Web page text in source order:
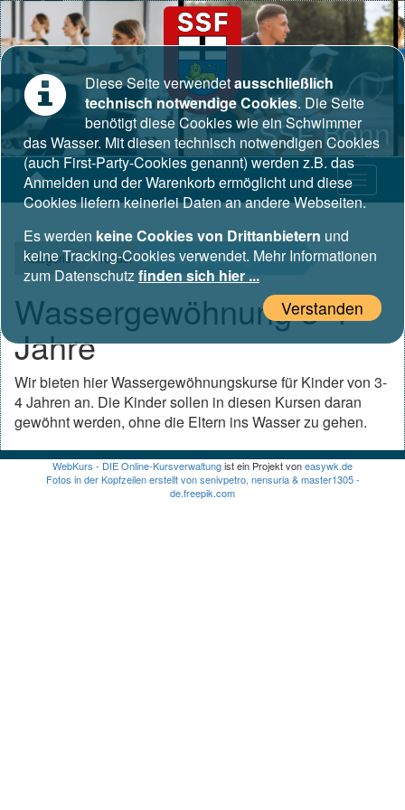
SSF Bonn
Kategorien Kinder Wassergewöhnung 3-4 Jahre
Wassergewöhnung 3-4
Jahre
Wir bieten hier Wassergewöhnungskurse für Kinder von 3-
4 Jahren an. Die Kinder sollen in diesen Kursen daran
gewöhnt werden, ohne die Eltern ins Wasser zu gehen.
WebKurs - DIE Online-Kursverwaltungist ein Projekt voneasywk.de
Fotos in der Kopfzeilen erstellt von senivpetro, nensuria & master1305 -
de.freepik.com
Diese Seite verwendetausschließlich
technisch notwendige Cookies. Die Seite
benötigt diese Cookies wie ein Schwimmer
das Wasser. Mit diesen technisch notwendigen Cookies
(auch First-Party-Cookies genannt) werden z.B. das
Anmelden und der Warenkorb ermöglicht und diese
Cookies liefern keinerlei Daten an andere Webseiten.
Es werden keine Cookies von Drittanbietern und
keine Tracking-Cookies verwendet. Mehr Informationen
zum Datenschutzfinden sich hier ...
Verstanden